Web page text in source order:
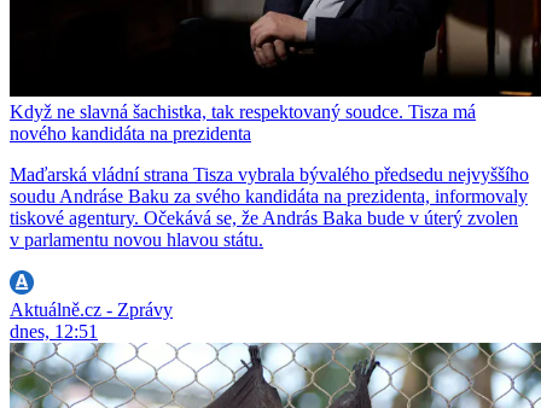
Když ne slavná šachistka, tak respektovaný soudce. Tisza má
nového kandidáta na prezidenta
Maďarská vládní strana Tisza vybrala bývalého předsedu nejvyššího
soudu Andráse Baku za svého kandidáta na prezidenta, informovaly
tiskové agentury. Očekává se, že András Baka bude v úterý zvolen
v parlamentu novou hlavou státu.
Aktuálně.cz - Zprávy
dnes, 12:51